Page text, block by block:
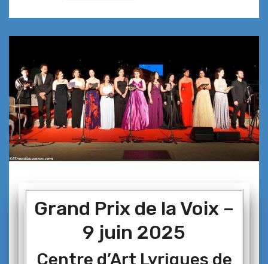
Grand Prix de la Voix –
9 juin 2025
Centre d’Art Lyriques de